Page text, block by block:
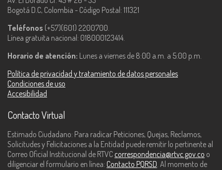
Bogotá D.C, Colombia - Código Postal: 111321
Teléfonos (+57)(601) 2200700.
Línea gratuita nacional: 018000123414.
Horario de atención: Lunes a viernes de 8:00 a.m. a 5:00 p.m.
Política de privacidad y tratamiento de datos personales
Condiciones de uso
Accesibilidad
Contacto Virtual
Estimado Ciudadano: Para radicar Peticiones, Quejas, Reclamos,
Solicitudes y Felicitaciones a la Entidad puede remitir lo pertinente al
Correo Oficial Institucional de RTVC correspondencia@rtvc.gov.co o
diligenciar el formulario en línea: Contacto PQRSD. Al momento de